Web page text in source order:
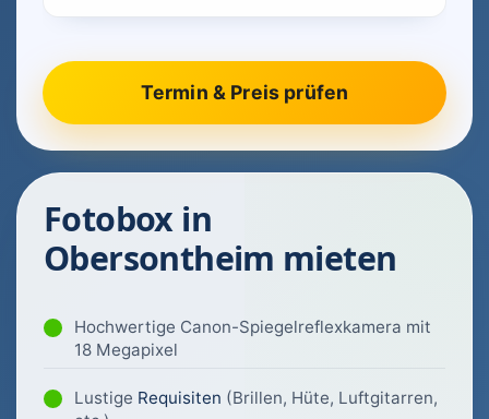
Fotobox in
Obersontheim mieten
Hochwertige Canon-Spiegelreflexkamera mit
18 Megapixel
Lustige Requisiten (Brillen, Hüte, Luftgitarren,